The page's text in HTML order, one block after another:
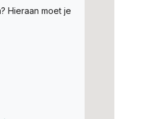
Hieraan moet je